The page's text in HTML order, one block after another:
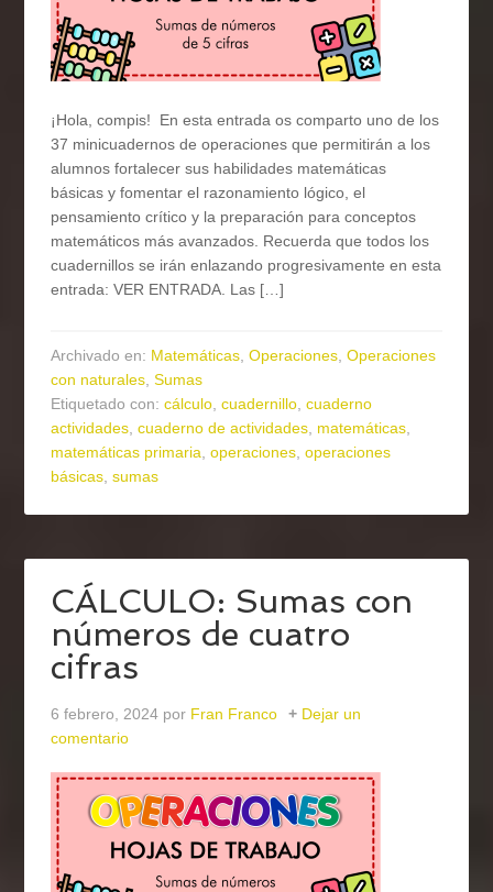
¡Hola, compis! En esta entrada os comparto uno de los
37 minicuadernos de operaciones que permitirán a los
alumnos fortalecer sus habilidades matemáticas
básicas y fomentar el razonamiento lógico, el
pensamiento crítico y la preparación para conceptos
matemáticos más avanzados. Recuerda que todos los
cuadernillos se irán enlazando progresivamente en esta
entrada: VER ENTRADA. Las […]
Archivado en: Matemáticas,Operaciones,Operaciones
con naturales,Sumas
Etiquetado con:cálculo,cuadernillo,cuaderno
actividades,cuaderno de actividades, matemáticas,
matemáticas primaria,operaciones,operaciones
básicas,sumas
CÁLCULO: Sumas con
números de cuatro
cifras
6 febrero, 2024 por Fran Franco
Dejar un
comentario